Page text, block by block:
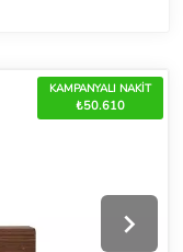
KAMPANYALI NAKİT
₺50.610